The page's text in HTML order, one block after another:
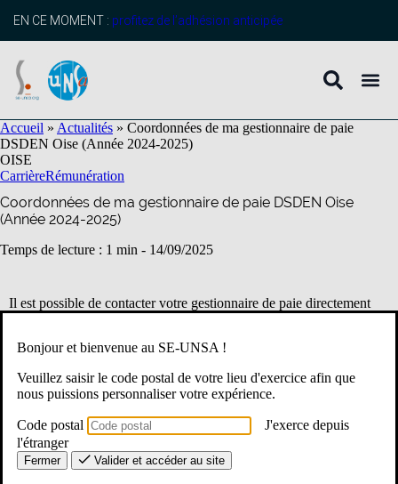
principal
EN CE MOMENT : profitez de l’adhésion anticipée
Accueil » Actualités » Coordonnées de ma gestionnaire de paie
DSDEN Oise (Année 2024-2025)
OISE
CarrièreRémunération
Coordonnées de ma gestionnaire de paie DSDEN Oise
(Année 2024-2025)
Temps de lecture : 1 min - 14/09/2025
Il est possible de contacter votre gestionnaire de paie directement
Bonjour et bienvenue au SE-UNSA !
Veuillez saisir le code postal de votre lieu d'exercice afin que
nous puissions personnaliser votre expérience.
Code postal
J'exerce depuis
l'étranger
Fermer Valider et accéder au site